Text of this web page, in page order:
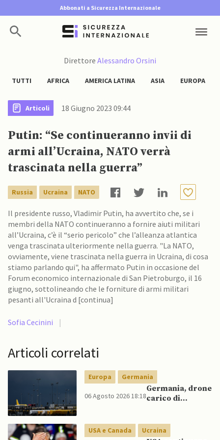
Abbonati a Sicurezza Internazionale
Direttore Alessandro Orsini
TUTTI AFRICA AMERICA LATINA ASIA EUROPA
Articoli 18 Giugno 2023 09:44
Putin: “Se continueranno invii di
armi all’Ucraina, NATO verrà
trascinata nella guerra”
Russia Ucraina NATO
Il presidente russo, Vladimir Putin, ha avvertito che, se i
membri della NATO continueranno a fornire aiuti militari
all’Ucraina, c’è il “serio pericolo” che l’alleanza atlantica
venga trascinata ulteriormente nella guerra. "La NATO,
ovviamente, viene trascinata nella guerra in Ucraina, di cosa
stiamo parlando qui", ha affermato Putin in occasione del
Forum economico internazionale di San Pietroburgo, il 16
giugno, sottolineando che le forniture di armi militari
pesanti all'Ucraina d [continua]
Sofia Cecinini |
Articoli correlati
Europa Germania
06 Agosto 2026 18:18
Germania, drone
carico di
Interno:
“Potrebbe
USA e Canada Ucraina